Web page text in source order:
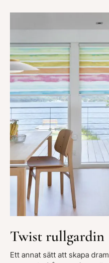
Twist rullgardin
Ett annat sätt att skapa